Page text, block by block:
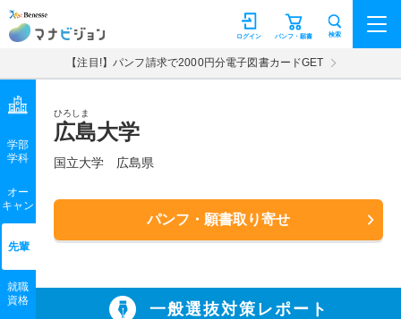
マナビジョン パンフ・願書
ログイン 検索
【注目!】パンフ請求で2000円分電子図書カードGET
ひろしま
広島大学
国立大学 広島県
パンフ・願書取り寄せ
学部
学科
オー
キャン
先輩
就職
資格
一般選抜対策レポート